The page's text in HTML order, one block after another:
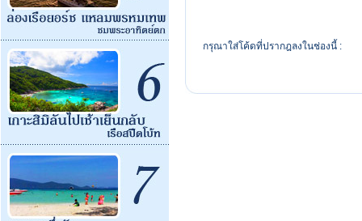
กรุณาใส่โค้ดที่ปรากฎลงในช่องนี้ :